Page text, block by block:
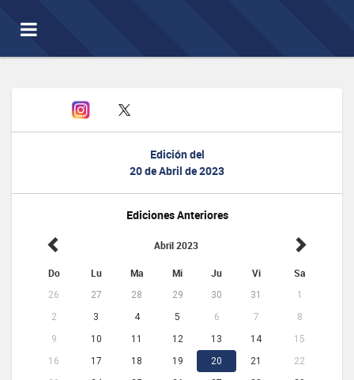
Toggle
navigation
Edición del
20 de Abril de 2023
Ediciones Anteriores
Abril 2023
Do Lu Ma Mi Ju Vi Sa
26 27 28 29 30 31
1
2
3 4 5 6 7
8
9
10 11 12 13 14
15
16
17 18 19 20 21
22